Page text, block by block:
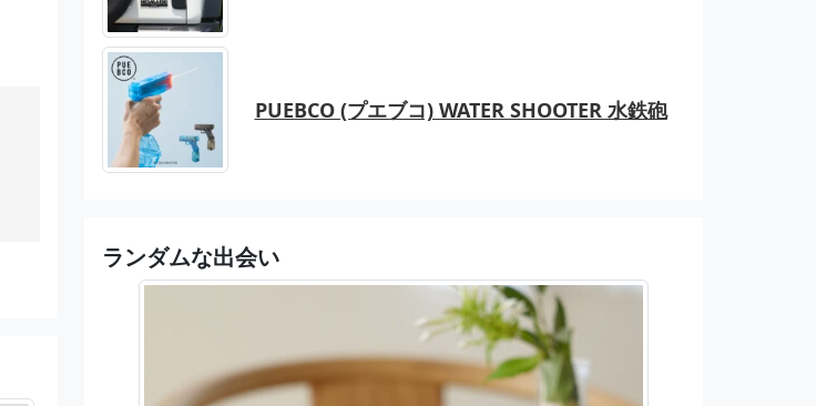
PUEBCO (プエブコ) WATER SHOOTER 水鉄砲
ランダムな出会い